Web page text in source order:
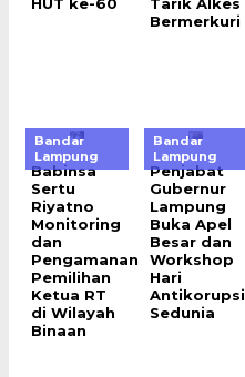
HUT ke-60
Tarik Alkes
Bermerkuri
Bandar
Lampung
Babinsa
Sertu
Riyatno
Monitoring
dan
Pengamanan
Pemilihan
Ketua RT
di Wilayah
Binaan
Bandar
Lampung
Penjabat
Gubernur
Lampung
Buka Apel
Besar dan
Workshop
Hari
Antikorupsi
Sedunia